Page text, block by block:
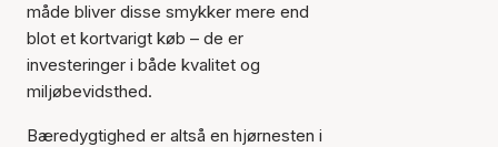
måde bliver disse smykker mere end
blot et kortvarigt køb – de er
investeringer i både kvalitet og
miljøbevidsthed.
Bæredygtighed er altså en hjørnesten i